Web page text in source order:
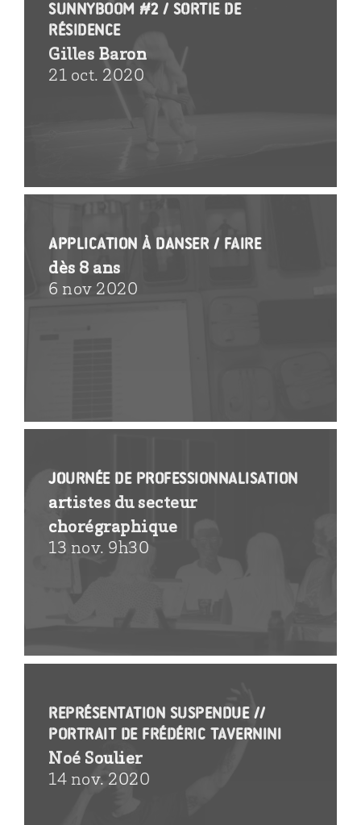
SunnyBoom #2 / sortie de
résidence
Gilles Baron
21 oct. 2020
Application à danser / Faire
dès 8 ans
6 nov 2020
journée de professionnalisation
artistes du secteur
chorégraphique
13 nov. 9h30
représentation suspendue //
Portrait de Frédéric Tavernini
Noé Soulier
14 nov. 2020